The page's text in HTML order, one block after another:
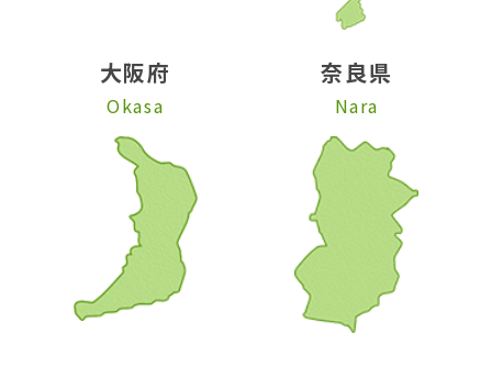
大阪府
Okasa
奈良県
Nara